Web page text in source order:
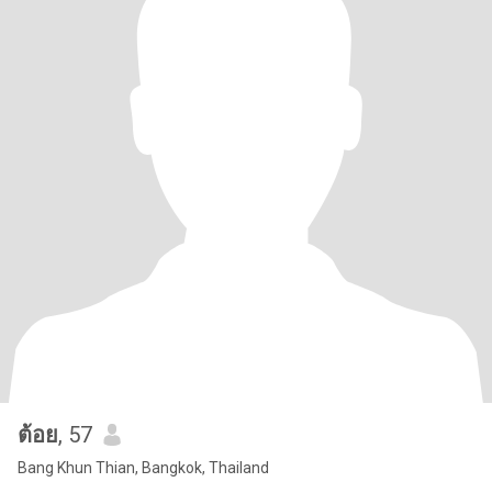
ต้อย, 57
Bang Khun Thian, Bangkok, Thailand